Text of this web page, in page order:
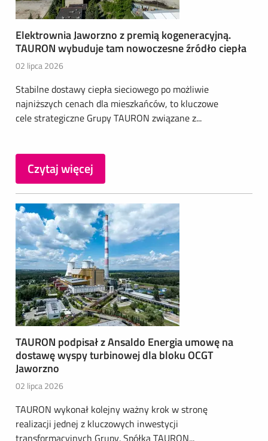
Elektrownia Jaworzno z premią kogeneracyjną.
TAURON wybuduje tam nowoczesne źródło ciepła
02 lipca 2026
Stabilne dostawy ciepła sieciowego po możliwie
najniższych cenach dla mieszkańców, to kluczowe
cele strategiczne Grupy TAURON związane z...
Czytaj więcej
TAURON podpisał z Ansaldo Energia umowę na
dostawę wyspy turbinowej dla bloku OCGT
Jaworzno
02 lipca 2026
TAURON wykonał kolejny ważny krok w stronę
realizacji jednej z kluczowych inwestycji
transformacyjnych Grupy. Spółka TAURON...